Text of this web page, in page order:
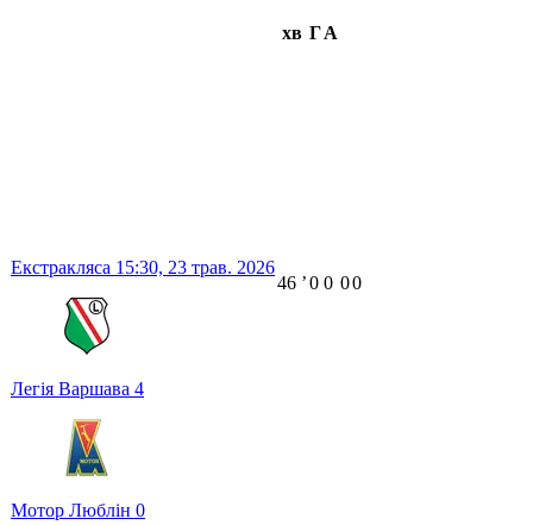
хв ГА
Екстракляса 15:30, 23 трав. 2026
Легія Варшава 4
Мотор Люблін 0
46 ʼ0 0 00